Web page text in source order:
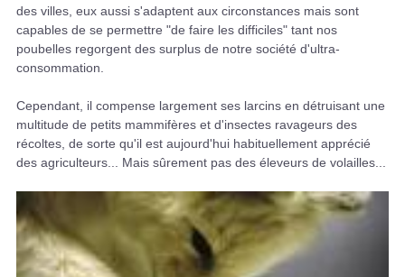
des villes, eux aussi s'adaptent aux circonstances mais sont
capables de se permettre "de faire les difficiles" tant nos
poubelles regorgent des surplus de notre société d'ultra-
consommation.
Cependant, il compense largement ses larcins en détruisant une
multitude de petits mammifères et d'insectes ravageurs des
récoltes, de sorte qu'il est aujourd'hui habituellement apprécié
des agriculteurs... Mais sûrement pas des éleveurs de volailles...